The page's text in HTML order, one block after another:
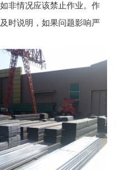
非情况应该禁止作业。作
时说明，如果问题影响严